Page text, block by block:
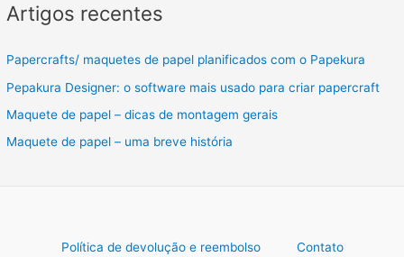
Artigos recentes
Papercrafts/ maquetes de papel planificados com o Papekura
Pepakura Designer: o software mais usado para criar papercraft
Maquete de papel – dicas de montagem gerais
Maquete de papel – uma breve história
Política de devolução e reembolso Contato